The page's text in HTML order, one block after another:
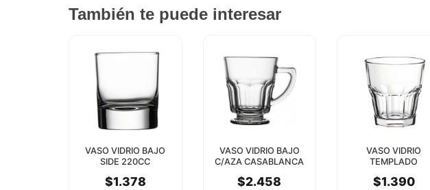
También te puede interesar
VASO VIDRIO BAJO
SIDE 220CC
$1.378
VASO VIDRIO BAJO
C/AZA CASABLANCA
$2.458
VASO VIDRIO
TEMPLADO
PASABAHCE
$1.390